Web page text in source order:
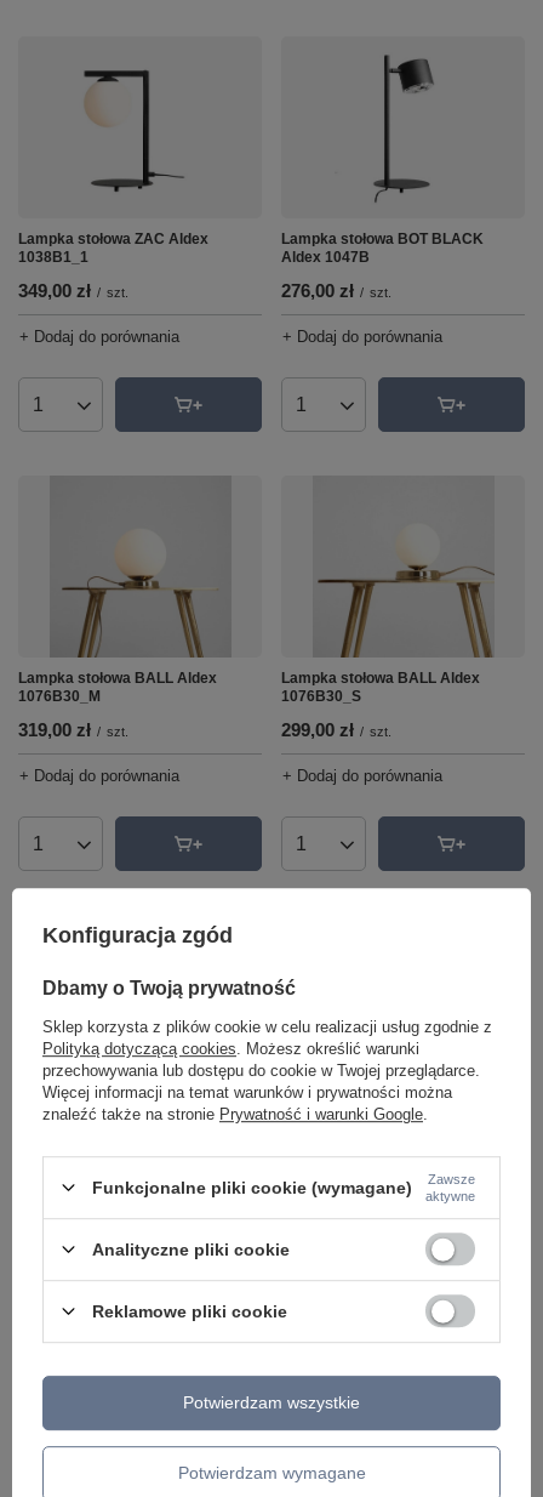
Lampka stołowa ZAC Aldex
1038B1_1
349,00 zł / szt.
+ Dodaj do porównania
Ilość produktów
Lampka stołowa BOT BLACK
Aldex 1047B
276,00 zł / szt.
+ Dodaj do porównania
Ilość produktów
Lampka stołowa BALL Aldex
1076B30_M
319,00 zł / szt.
+ Dodaj do porównania
Ilość produktów
Lampka stołowa BALL Aldex
1076B30_S
299,00 zł / szt.
+ Dodaj do porównania
Ilość produktów
CHWILOWO NIEDOSTĘPNY
Lampka stołowa TREVO Aldex
+ Dodaj do porównania
Kolekcje i modele lamp stołowych Aldex
oferują niezwykłą różnorodność stylów i
do nowoczesnych wnętrz, po bardziej dekoracyjne i klasyczne
wzory. Wśród bestsellerów znajdują się:
Konfiguracja zgód
Dbamy o Twoją prywatność
Sklep korzysta z plików cookie w celu realizacji usług zgodnie z
Polityką dotyczącą cookies . Możesz określić warunki
przechowywania lub dostępu do cookie w Twojej przeglądarce.
Więcej informacji na temat warunków i prywatności można
znaleźć także na stronie Prywatność i warunki Google
Funkcjonalne pliki cookie (wymagane)
Zawsze
aktywne
Analityczne pliki cookie
Reklamowe pliki cookie
Potwierdzam wymagane
Potwierdzam wszystkie